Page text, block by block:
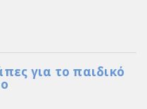
για το παιδικό